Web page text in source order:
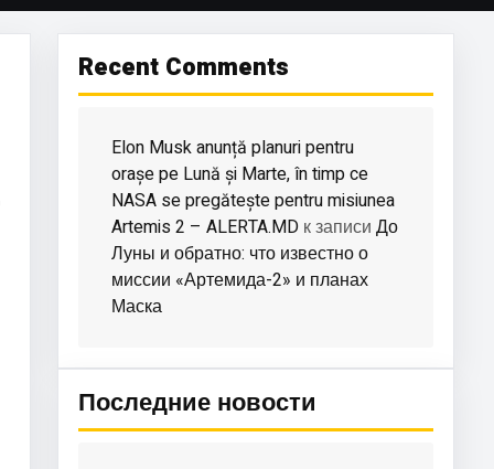
Recent Comments
Elon Musk anunță planuri pentru
orașe pe Lună și Marte, în timp ce
NASA se pregătește pentru misiunea
Artemis 2 – ALERTA.MD к записи До
Луны и обратно: что известно о
миссии «Артемида-2» и планах
Маска
Последние новости